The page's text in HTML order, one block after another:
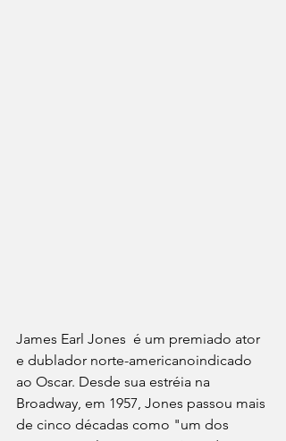
James Earl Jones  é um premiado ator
e dublador norte-americanoindicado
ao Oscar. Desde sua estréia na
Broadway, em 1957, Jones passou mais
de cinco décadas como "um dos